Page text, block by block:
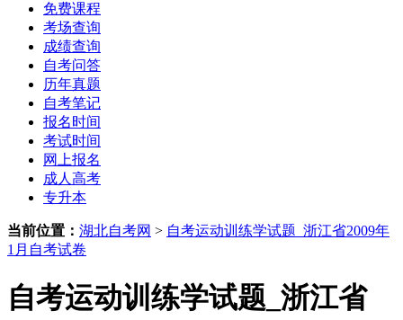
免费课程
考场查询
成绩查询
自考问答
历年真题
自考笔记
报名时间
考试时间
网上报名
成人高考
专升本
当前位置： 湖北自考网 > 自考运动训练学试题_浙江省2009年
1月自考试卷
自考运动训练学试题_浙江省